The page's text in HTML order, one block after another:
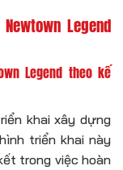
Legend
Legend theo kế
khai xây dựng
triển khai này
trong việc hoàn